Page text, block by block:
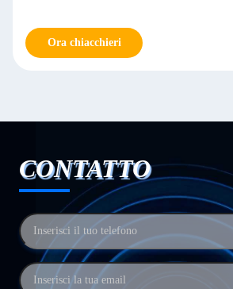
CONTATTO